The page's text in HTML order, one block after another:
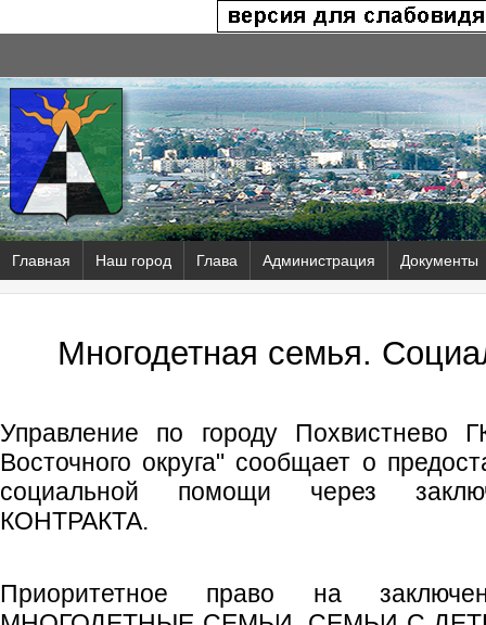
Главная Наш город Глава Администрация Документы
Многодетная семья.
Управление по городу
Восточного округа" сообщает о
социальной помощи через
КОНТРАКТА.
Приоритетное право на